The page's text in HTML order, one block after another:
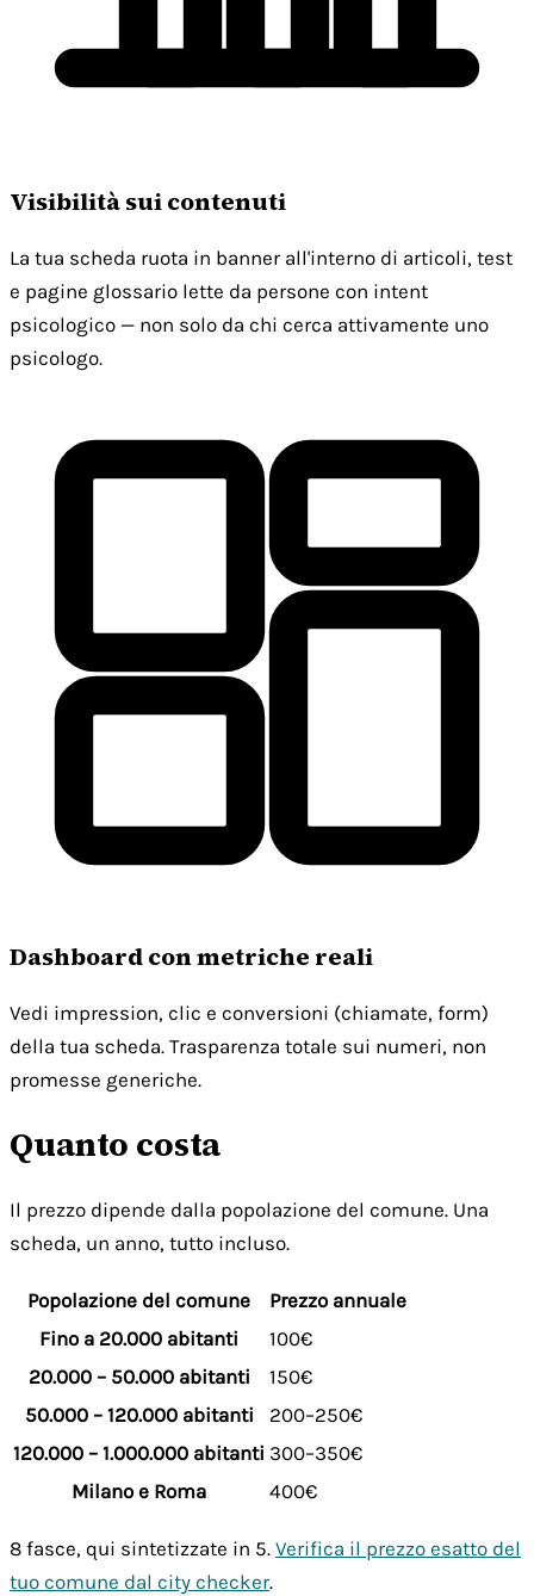
Visibilità sui contenuti
La tua scheda ruota in banner all'interno di articoli, test
e pagine glossario lette da persone con intent
psicologico — non solo da chi cerca attivamente uno
psicologo.
Dashboard con metriche reali
Vedi impression, clic e conversioni (chiamate, form)
della tua scheda. Trasparenza totale sui numeri, non
promesse generiche.
Quanto costa
Il prezzo dipende dalla popolazione del comune. Una
scheda, un anno, tutto incluso.
Popolazione del comune
Prezzo annuale
Fino a 20.000 abitanti
100€
20.000 – 50.000 abitanti
150€
50.000 – 120.000 abitanti
200–250€
120.000 – 1.000.000 abitanti 300–350€
Milano e Roma
400€
8 fasce, qui sintetizzate in 5. Verifica il prezzo esatto del
tuo comune dal city checker.